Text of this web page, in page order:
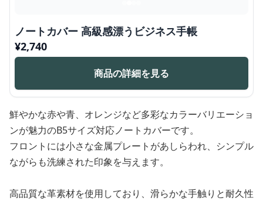
ノートカバー 高級感漂うビジネス手帳
¥2,740
商品の詳細を見る
鮮やかな赤や青、オレンジなど多彩なカラーバリエーショ
ンが魅力のB5サイズ対応ノートカバーです。
フロントには小さな金属プレートがあしらわれ、シンプル
ながらも洗練された印象を与えます。
高品質な革素材を使用しており、滑らかな手触りと耐久性